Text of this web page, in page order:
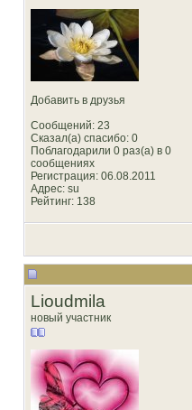
Добавить в друзья
Сообщений: 23
Сказал(а) спасибо: 0
Поблагодарили 0 раз(а) в 0
сообщениях
Регистрация: 06.08.2011
Адрес: su
Рейтинг: 138
Lioudmila
новый участник